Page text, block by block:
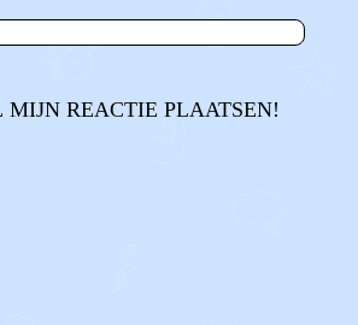
REACTIE PLAATSEN!